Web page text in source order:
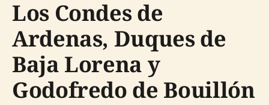
Los Condes de
Ardenas, Duques de
Baja Lorena y
Godofredo de Bouillón